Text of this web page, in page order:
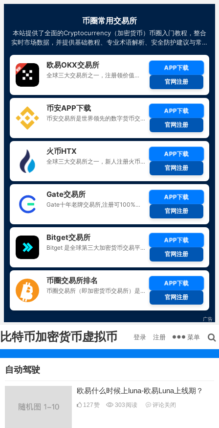
比特币加密货币虚拟币 登录 注册 菜单
自动驾驶
欧易什么时候上luna-欧易Luna上线期？
127赞 303 阅读 评论关闭